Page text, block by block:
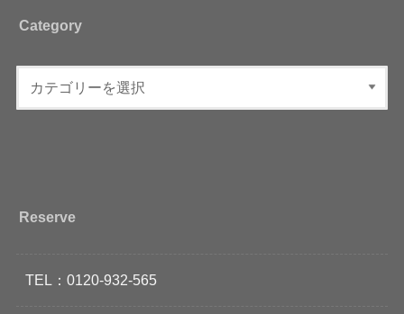
Category
Reserve
TEL：0120-932-565